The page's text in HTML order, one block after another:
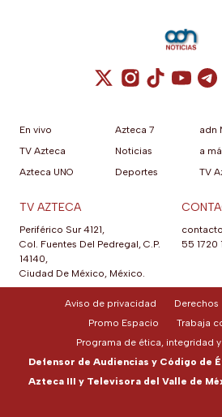
Cuenta de X /
Cuenta de
Cuenta
En vivo
TV Azteca
Azteca UNO
Azteca 7
Noticias
Deportes
adn
a
TV
TV AZTECA
Periférico Sur 4121,
Col. Fuentes Del Pedregal, C.P.
14140,
Ciudad De México, México.
55 1720
Aviso de privacidad Derechos
Promo Espacio
Trabaja
Programa de ética, integridad
Defensor de Audiencias y Código de
Azteca III y Televisora del Valle de